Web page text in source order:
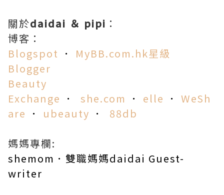
關於daidai ＆ pipi ：
博客：
Blogspot ． MyBB.com.hk星級
Blogger
Beauty
Exchange ． she.com ． elle ． WeSh
are ． ubeauty ． 88db
媽媽專欄:
shemom．雙職媽媽daidai Guest-
writer